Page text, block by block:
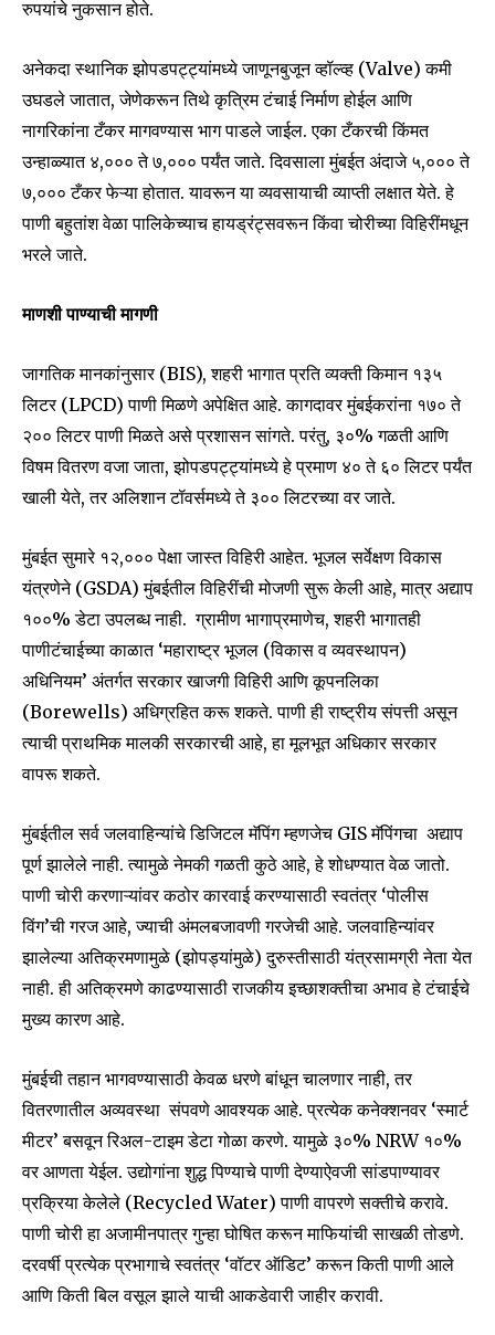
Join our community of
SUBSCRIBERS and be part of the
To subscribe, simply enter your email address on our website
or click the subscribe button below. Don't worry, we respect
your privacy and won't spam your inbox. Your information is
safe with us.
SUBSCRIBE
रुपयांचे नुकसान होते.
अनेकदा स्थानिक झोपडपट्ट्यांमध्ये जाणूनबुजून व्हॉल्व्ह (Valve) कमी
उघडले जातात, जेणेकरून तिथे कृत्रिम टंचाई निर्माण होईल आणि
नागरिकांना टँकर मागवण्यास भाग पाडले जाईल. एका टँकरची किंमत
उन्हाळ्यात ₹४,००० ते ₹७,००० पर्यंत जाते. दिवसाला मुंबईत अंदाजे ५,००० ते
७,००० टँकर फेऱ्या होतात. यावरून या व्यवसायाची व्याप्ती लक्षात येते. हे
पाणी बहुतांश वेळा पालिकेच्याच हायड्रंट्सवरून किंवा चोरीच्या विहिरींमधून
भरले जाते.
माणशी पाण्याची मागणी
जागतिक मानकांनुसार (BIS), शहरी भागात प्रति व्यक्ती किमान १३५
लिटर (LPCD) पाणी मिळणे अपेक्षित आहे. कागदावर मुंबईकरांना १७० ते
२०० लिटर पाणी मिळते असे प्रशासन सांगते. परंतु, ३०% गळती आणि
विषम वितरण वजा जाता, झोपडपट्ट्यांमध्ये हे प्रमाण ४० ते ६० लिटर पर्यंत
खाली येते, तर अलिशान टॉवर्समध्ये ते ३०० लिटरच्या वर जाते.
मुंबईत सुमारे १२,००० पेक्षा जास्त विहिरी आहेत. भूजल सर्वेक्षण विकास
यंत्रणेने (GSDA) मुंबईतील विहिरींची मोजणी सुरू केली आहे, मात्र अद्याप
१००% डेटा उपलब्ध नाही. ग्रामीण भागाप्रमाणेच, शहरी भागातही
पाणीटंचाईच्या काळात ‘महाराष्ट्र भूजल (विकास व व्यवस्थापन)
अधिनियम’ अंतर्गत सरकार खाजगी विहिरी आणि कूपनलिका
(Borewells) अधिग्रहित करू शकते. पाणी ही राष्ट्रीय संपत्ती असून
त्याची प्राथमिक मालकी सरकारची आहे, हा मूलभूत अधिकार सरकार
वापरू शकते.
मुंबईतील सर्व जलवाहिन्यांचे डिजिटल मॅपिंग म्हणजेच GIS मॅपिंगचा अद्याप
पूर्ण झालेले नाही. त्यामुळे नेमकी गळती कुठे आहे, हे शोधण्यात वेळ जातो.
पाणी चोरी करणाऱ्यांवर कठोर कारवाई करण्यासाठी स्वतंत्र ‘पोलीस
विंग’ची गरज आहे, ज्याची अंमलबजावणी गरजेची आहे. जलवाहिन्यांवर
झालेल्या अतिक्रमणामुळे (झोपड्यांमुळे) दुरुस्तीसाठी यंत्रसामग्री नेता येत
नाही. ही अतिक्रमणे काढण्यासाठी राजकीय इच्छाशक्तीचा अभाव हे टंचाईचे
मुख्य कारण आहे.
मुंबईची तहान भागवण्यासाठी केवळ धरणे बांधून चालणार नाही, तर
वितरणातील अव्यवस्था संपवणे आवश्यक आहे. प्रत्येक कनेक्शनवर ‘स्मार्ट
मीटर’ बसवून रिअल-टाइम डेटा गोळा करणे. यामुळे ३०% NRW १०%
वर आणता येईल. उद्योगांना शुद्ध पिण्याचे पाणी देण्याऐवजी सांडपाण्यावर
प्रक्रिया केलेले (Recycled Water) पाणी वापरणे सक्तीचे करावे.
पाणी चोरी हा अजामीनपात्र गुन्हा घोषित करून माफियांची साखळी तोडणे.
दरवर्षी प्रत्येक प्रभागाचे स्वतंत्र ‘वॉटर ऑडिट’ करून किती पाणी आले
आणि किती बिल वसूल झाले याची आकडेवारी जाहीर करावी.